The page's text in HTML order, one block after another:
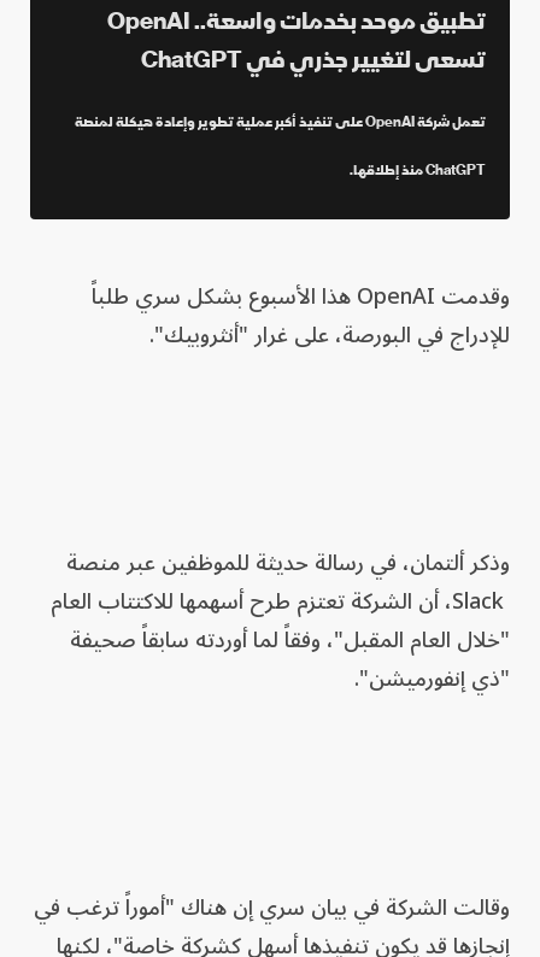
تطبيق موحد بخدمات واسعة.. OpenAI
تسعى لتغيير جذري في ChatGPT
تعمل شركة OpenAI على تنفيذ أكبر عملية تطوير وإعادة هيكلة لمنصة
ChatGPT منذ إطلاقها.
وقدمت OpenAI هذا الأسبوع بشكل سري طلباً
للإدراج في البورصة، على غرار "أنثروبيك".
وذكر ألتمان، في رسالة حديثة للموظفين عبر منصة
Slack، أن الشركة تعتزم طرح أسهمها للاكتتاب العام
"خلال العام المقبل"، وفقاً لما أوردته سابقاً صحيفة
"ذي إنفورميشن".
وقالت الشركة في بيان سري إن هناك "أموراً ترغب في
إنجازها قد يكون تنفيذها أسهل كشركة خاصة"، لكنها